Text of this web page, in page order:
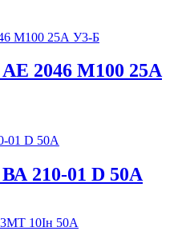
2046 М100 25А
210-01 D 50А